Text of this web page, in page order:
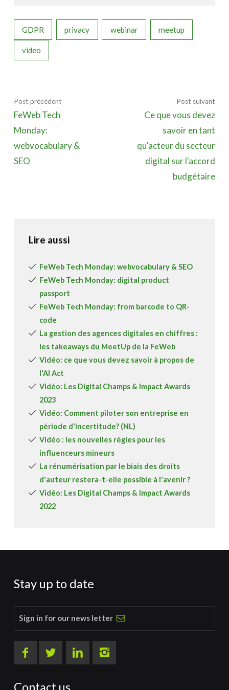
GDPR privacy webinar meetup
video
Post précédent
FeWeb Tech
Monday:
webvocabulary &
SEO
Post suivant
Ce que vous devez
savoir en tant
qu'acteur du secteur
digital sur l'accord
budgétaire
Lire aussi
FeWeb Tech Monday: webvocabulary & SEO
FeWeb Tech Monday: digital product
passport
FeWeb Tech Monday: from barcode to QR-
code
La gestion des agences digitales en chiffres :
les takeaways du MeetUp de la FeWeb
Vidéo: ce que vous devez savoir à propos de
l'AI Act
Vidéo: Les Digital Champs & Impact Awards
2023
Vidéo: Comment piloter son entreprise en
période d'incertitude? (NL)
Vidéo : les nouvelles règles pour les
influenceurs mineurs
La rénumérisation par le biais des droits
d'auteur restera-t-elle possible à l'avenir ?
Vidéo: Les Digital Champs & Impact Awards
2022
Stay up to date
Sign in for our news letter
Contact us